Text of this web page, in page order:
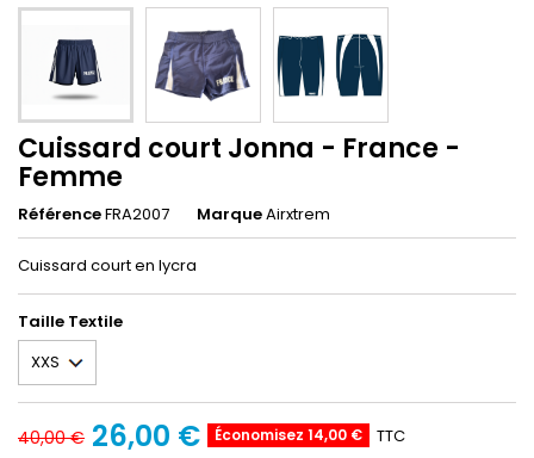
Cuissard court Jonna - France -
Femme
RéférenceFRA2007 MarqueAirxtrem
Cuissard court en lycra
Taille Textile
40,00 € 26,00 € Économisez 14,00 € TTC